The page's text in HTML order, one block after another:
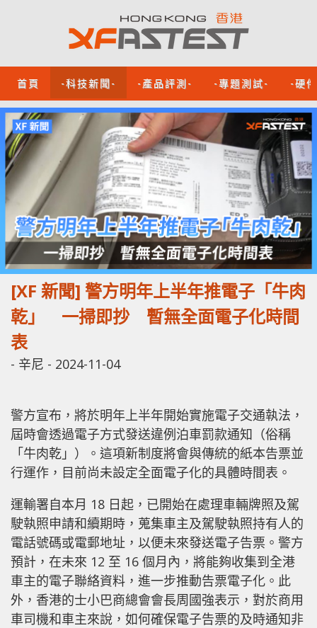
首頁 -科技新聞- -產品評測- -專題測試- -硬
[XF 新聞] 警方明年上半年推電子「牛肉
乾」 一掃即抄 暫無全面電子化時間
表
- 辛尼 - 2024-11-04
警方宣布，將於明年上半年開始實施電子交通執法，
屆時會透過電子方式發送違例泊車罰款通知（俗稱
「牛肉乾」）。這項新制度將會與傳統的紙本告票並
行運作，目前尚未設定全面電子化的具體時間表。
運輸署自本月 18 日起，已開始在處理車輛牌照及駕
駛執照申請和續期時，蒐集車主及駕駛執照持有人的
電話號碼或電郵地址，以便未來發送電子告票。警方
預計，在未來 12 至 16 個月內，將能夠收集到全港
車主的電子聯絡資料，進一步推動告票電子化。此
外，香港的士小巴商總會會長周國強表示，對於商用
車司機和車主來說，如何確保電子告票的及時通知非